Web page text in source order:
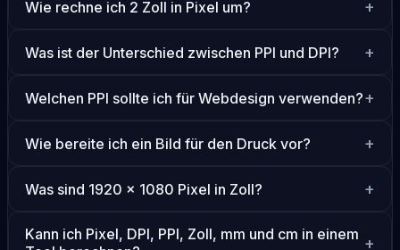
Wie rechne ich 2 Zoll in Pixel um?
Was ist der Unterschied zwischen PPI und DPI?
Welchen PPI sollte ich für Webdesign verwenden?
Wie bereite ich ein Bild für den Druck vor?
Was sind 1920 × 1080 Pixel in Zoll?
Kann ich Pixel, DPI, PPI, Zoll, mm und cm in einem